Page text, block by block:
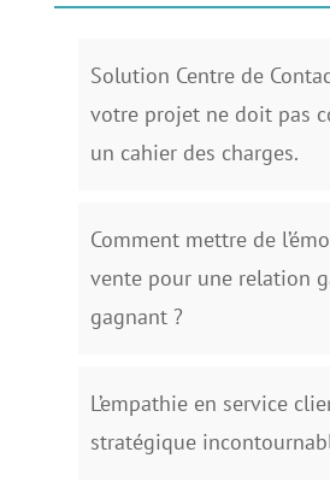
Solution Centre de
votre projet ne doit pas
un cahier des charges.
Comment mettre de
vente pour une relation
gagnant ?
L’empathie en service
stratégique